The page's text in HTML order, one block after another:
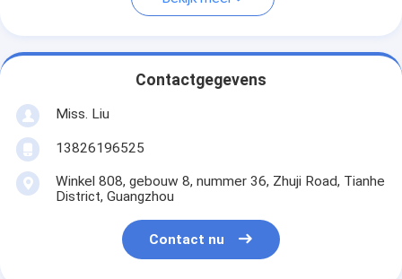
Contactgegevens
Miss. Liu
13826196525
Winkel 808, gebouw 8, nummer 36, Zhuji Road, Tianhe
District, Guangzhou
Contact nu